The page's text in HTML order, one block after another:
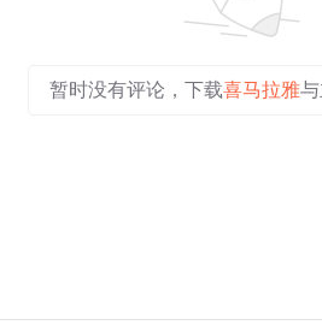
暂时没有评论，下载喜马拉雅